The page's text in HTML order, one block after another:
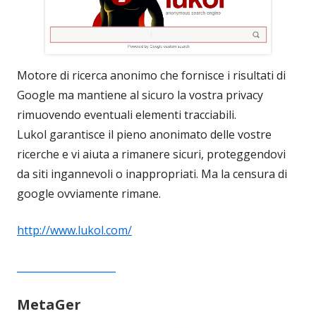
Motore di ricerca anonimo che fornisce i risultati di
Google ma mantiene al sicuro la vostra privacy
rimuovendo eventuali elementi tracciabili.
Lukol garantisce il pieno anonimato delle vostre
ricerche e vi aiuta a rimanere sicuri, proteggendovi
da siti ingannevoli o inappropriati. Ma la censura di
google ovviamente rimane.
http://www.lukol.com/
MetaGer